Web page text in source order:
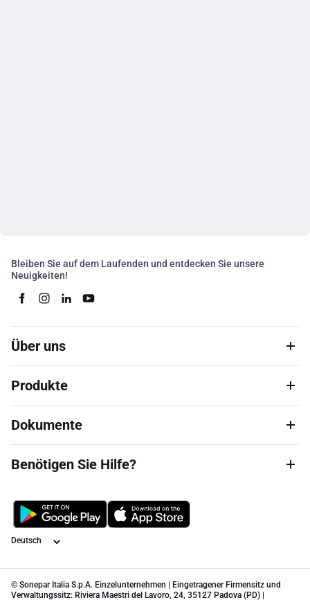
Bleiben Sie auf dem Laufenden und entdecken Sie unsere
Neuigkeiten!
Über uns
Produkte
Dokumente
Benötigen Sie Hilfe?
Sprache
© Sonepar Italia S.p.A. Einzelunternehmen | Eingetragener Firmensitz und
Verwaltungssitz: Riviera Maestri del Lavoro, 24, 35127 Padova (PD) |